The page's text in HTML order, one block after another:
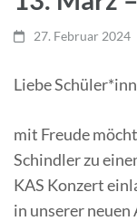
27. Februar 2024
Liebe
mit Freude
Schindler zu
KAS Konzert
in unserer